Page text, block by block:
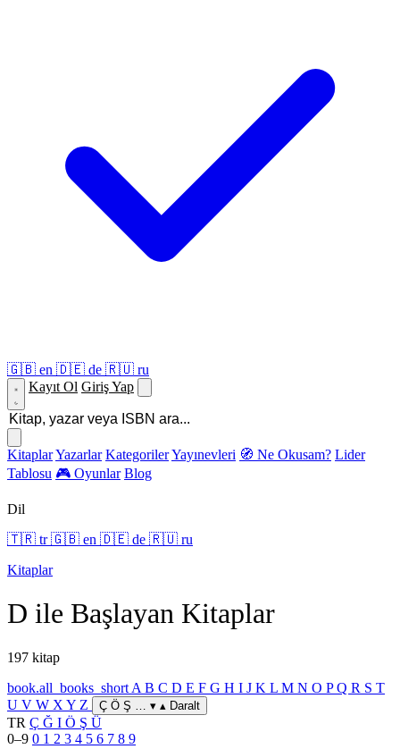
🇬🇧 en 🇩🇪 de 🇷🇺 ru
Kayıt Ol Giriş Yap
KitaplarYazarlar KategorilerYayınevleri 🧭 Ne Okusam? Lider
Tablosu 🎮 Oyunlar Blog
Dil
🇹🇷 tr 🇬🇧 en 🇩🇪 de 🇷🇺 ru
Kitaplar
D ile Başlayan Kitaplar
197 kitap
book.all_books_short A B C D E F G H I J K L M N O PQ R S T
U V W X Y Z Ç Ö Ş … ▾ ▴ Daralt
TR Ç Ğ I Ö Ş Ü
0–9 0 1 2 3 4 5 6 7 8 9